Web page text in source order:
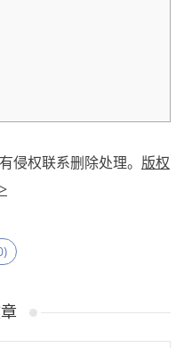
侵权联系删除处理。 版权
)